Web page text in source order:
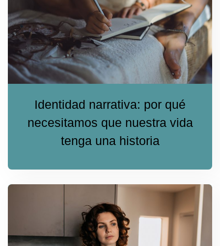
Identidad narrativa: por qué
necesitamos que nuestra vida
tenga una historia